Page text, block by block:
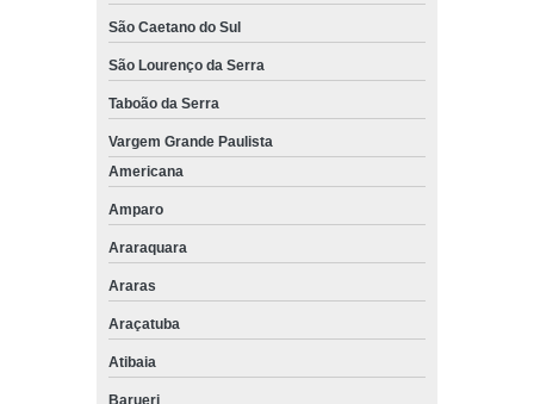
São Caetano do Sul
São Lourenço da Serra
Taboão da Serra
Vargem Grande Paulista
Americana
Amparo
Araraquara
Araras
Araçatuba
Atibaia
Barueri